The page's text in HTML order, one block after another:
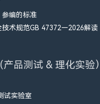
参编的标准
技术规范GB 47372—2026解读
品测试 & 理化实验）
试实验室